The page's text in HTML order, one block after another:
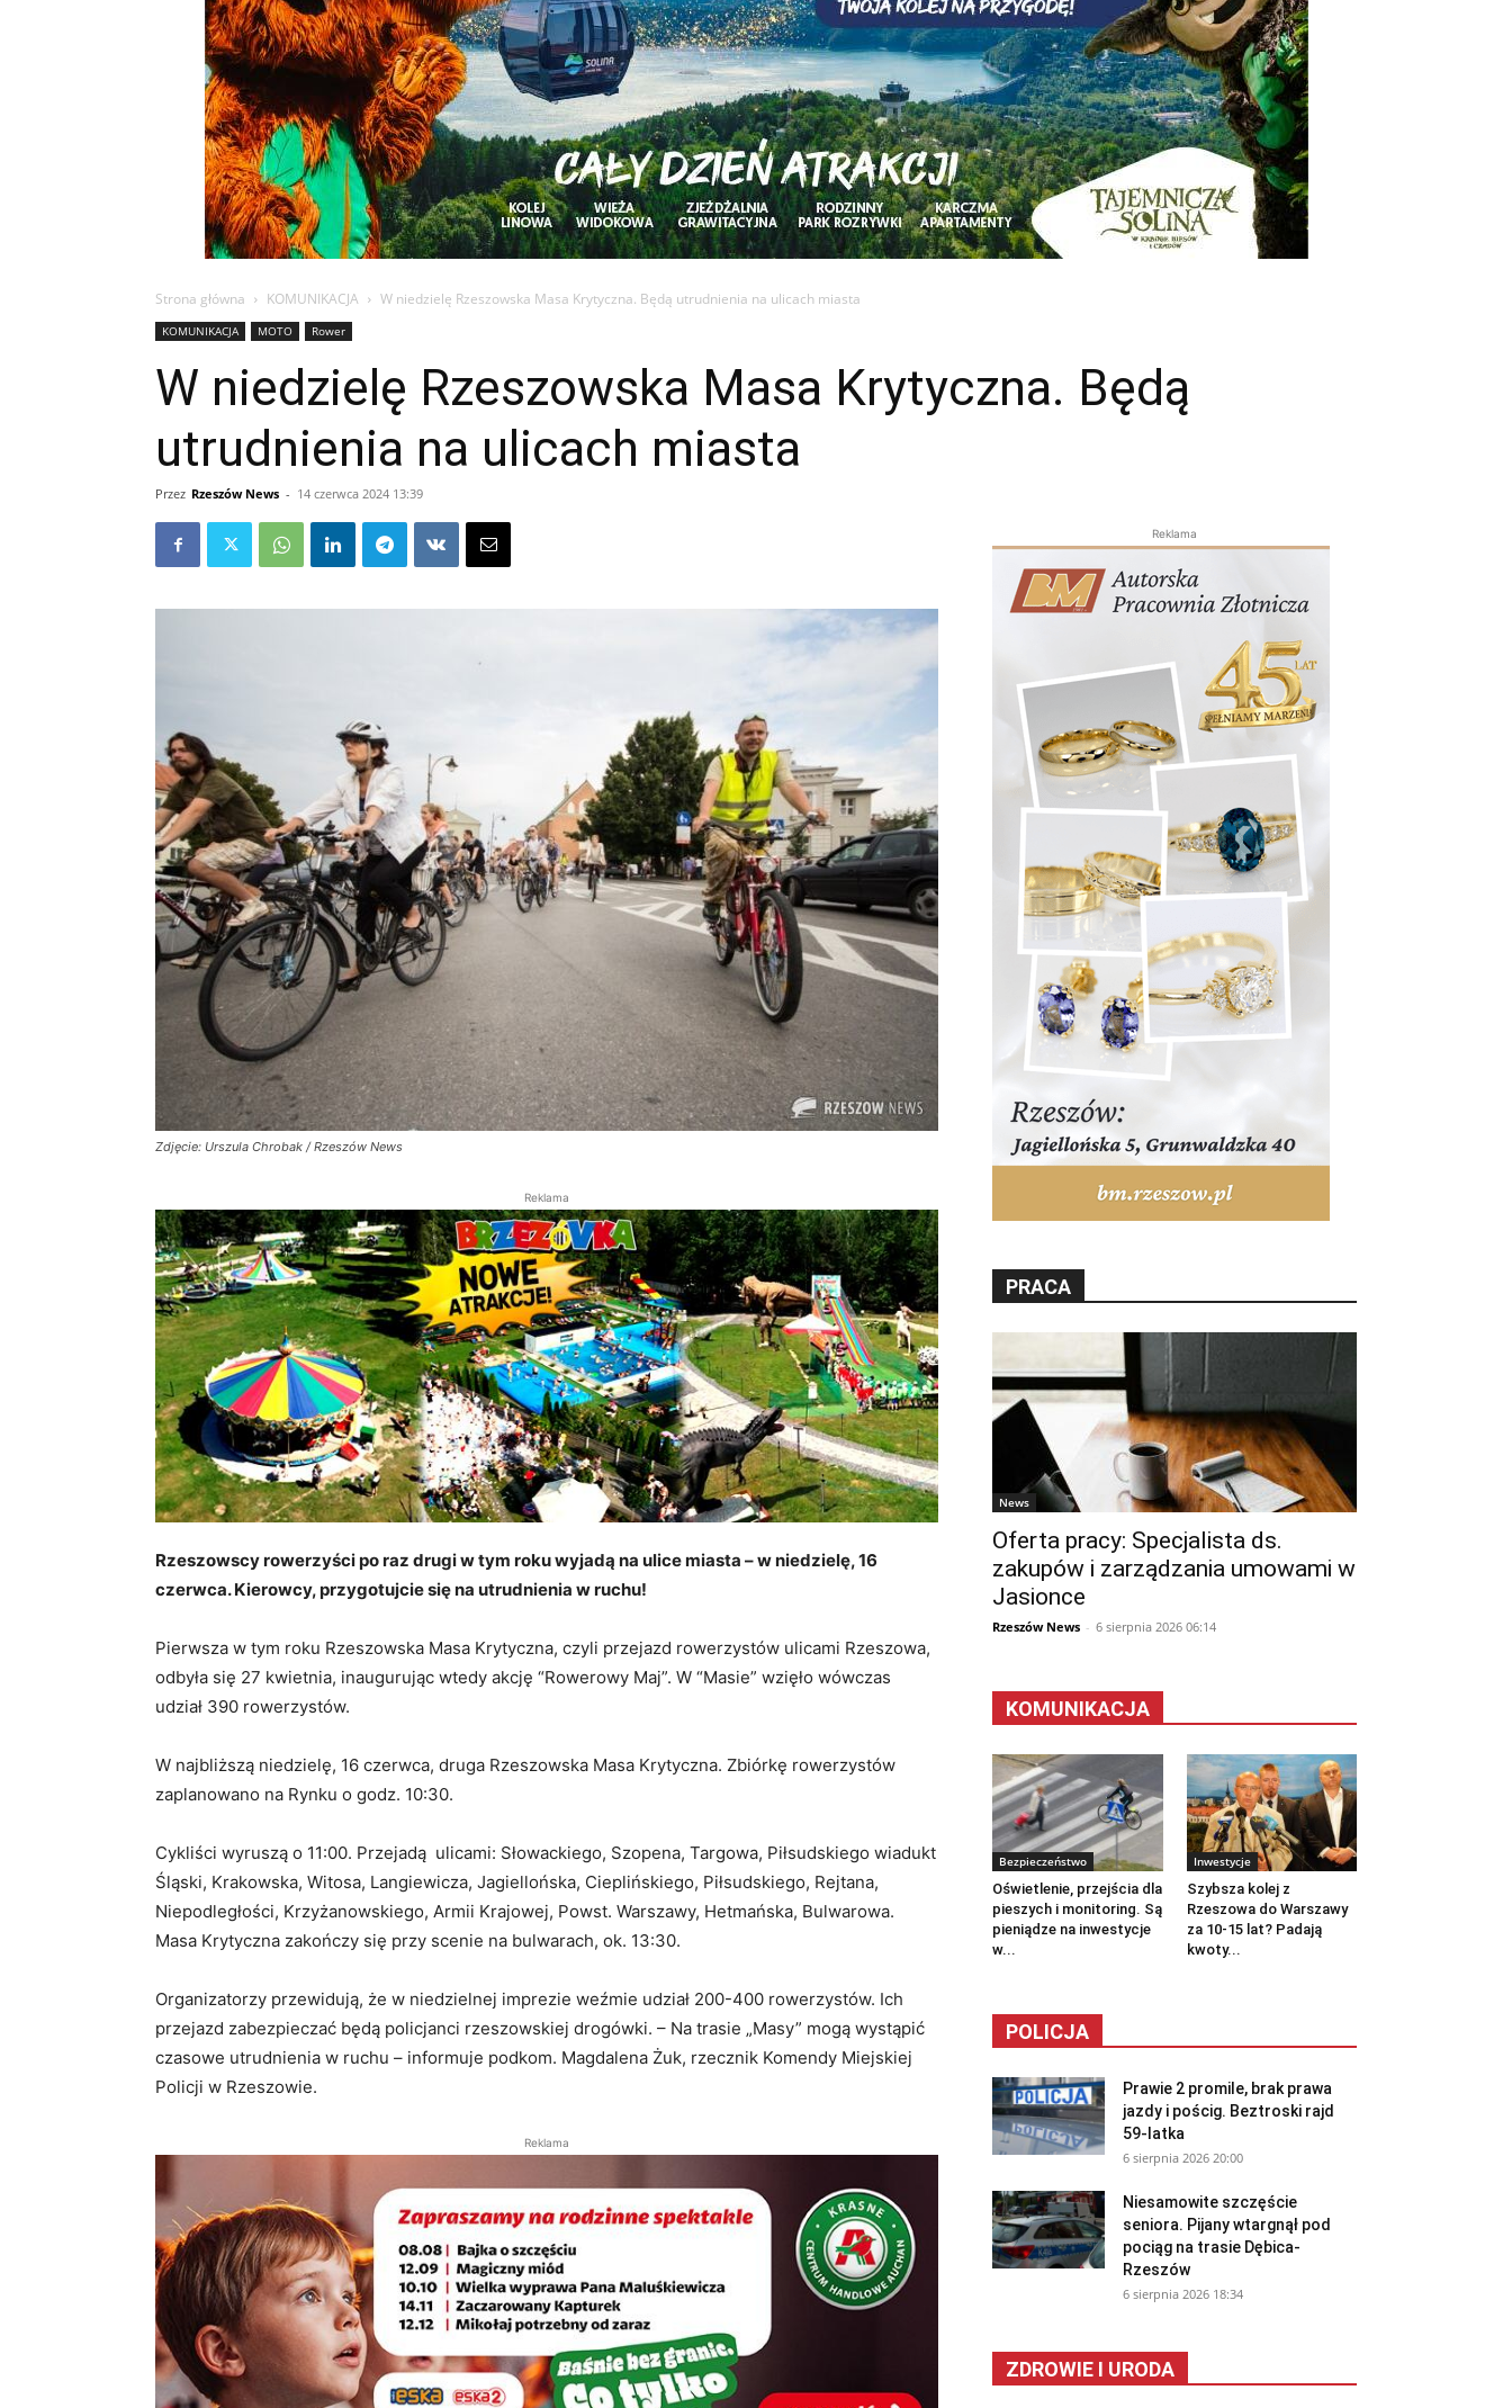
Strona główna KOMUNIKACJA W niedzielę Rzeszowska Masa Krytyczna. Będą utrudnienia na ulicach miasta
KOMUNIKACJA MOTO Rower
W niedzielę Rzeszowska Masa Krytyczna. Będą
utrudnienia na ulicach miasta
Przez Rzeszów News - 14 czerwca 2024 13:39
Zdjęcie: Urszula Chrobak / Rzeszów News
Reklama
Rzeszowscy rowerzyści po raz drugi w tym roku wyjadą na ulice miasta – w niedzielę, 16
czerwca. Kierowcy, przygotujcie się na utrudnienia w ruchu!
Pierwsza w tym roku Rzeszowska Masa Krytyczna, czyli przejazd rowerzystów ulicami Rzeszowa,
odbyła się 27 kwietnia, inaugurując wtedy akcję “Rowerowy Maj”. W “Masie” wzięło wówczas
udział 390 rowerzystów.
W najbliższą niedzielę, 16 czerwca, druga Rzeszowska Masa Krytyczna. Zbiórkę rowerzystów
zaplanowano na Rynku o godz. 10:30.
Cykliści wyruszą o 11:00. Przejadą ulicami: Słowackiego, Szopena, Targowa, Piłsudskiego wiadukt
Śląski, Krakowska, Witosa, Langiewicza, Jagiellońska, Cieplińskiego, Piłsudskiego, Rejtana,
Niepodległości, Krzyżanowskiego, Armii Krajowej, Powst. Warszawy, Hetmańska, Bulwarowa.
Masa Krytyczna zakończy się przy scenie na bulwarach, ok. 13:30.
Organizatorzy przewidują, że w niedzielnej imprezie weźmie udział 200-400 rowerzystów. Ich
przejazd zabezpieczać będą policjanci rzeszowskiej drogówki. – Na trasie „Masy” mogą wystąpić
czasowe utrudnienia w ruchu – informuje podkom. Magdalena Żuk, rzecznik Komendy Miejskiej
Policji w Rzeszowie.
Reklama
Reklama
PRACA
News
Oferta pracy: Specjalista ds.
zakupów i zarządzania umowami w
Jasionce
Rzeszów News - 6 sierpnia 2026 06:14
KOMUNIKACJA
Bezpieczeństwo
Oświetlenie, przejścia dla
pieszych i monitoring. Są
pieniądze na inwestycje
w...
Inwestycje
Szybsza kolej z
Rzeszowa do Warszawy
za 10-15 lat? Padają
kwoty...
POLICJA
Prawie 2 promile, brak prawa
jazdy i pościg. Beztroski rajd
59-latka
6 sierpnia 2026 20:00
Niesamowite szczęście
seniora. Pijany wtargnął pod
pociąg na trasie Dębica-
Rzeszów
6 sierpnia 2026 18:34
ZDROWIE I URODA